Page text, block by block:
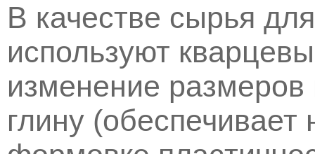
В качестве сырья
используют
изменение
глину